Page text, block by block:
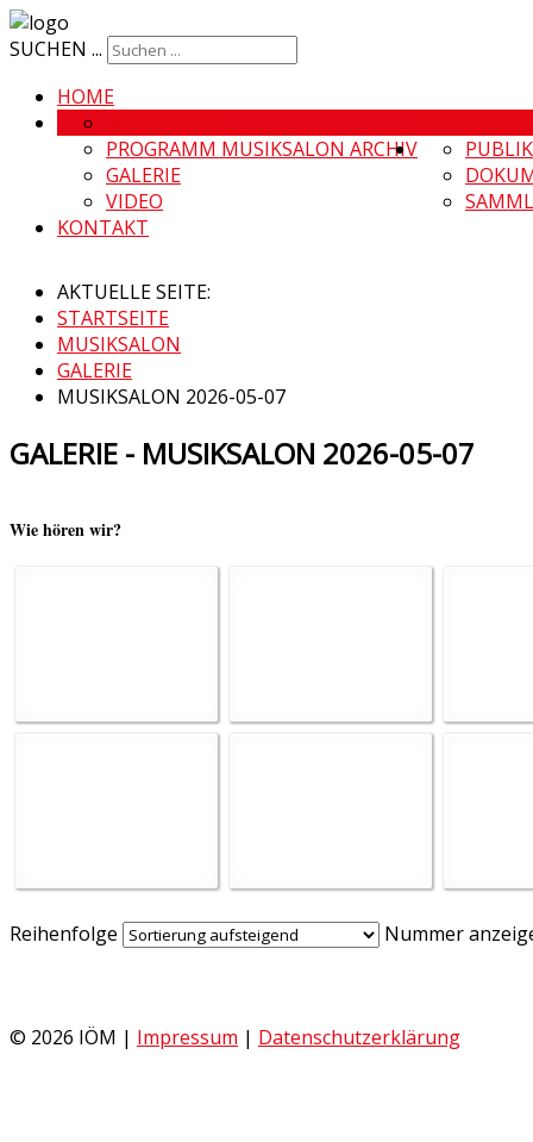
SUCHEN ...
HOME
PROGRAMM MUSIKSALON ARCHIV
GALERIE
VIDEO
KONTAKT
AKTUELLE SEITE:
STARTSEITE
MUSIKSALON
GALERIE
MUSIKSALON 2026-05-07
GALERIE - MUSIKSALON 2026-05-07
Wie hören wir?
Reihenfolge Nummer
© 2026 IÖM | Impressum | Datenschutzerklärung